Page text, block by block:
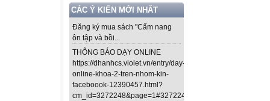
CÁC Ý KIẾN MỚI NHẤT
Đăng ký mua sách "Cẩm nang
ôn tập và bồi...
THÔNG BÁO DẠY ONLINE
https://dhanhcs.violet.vn/entry/day-
online-khoa-2-tren-nhom-kin-
faceboook-12390457.html?
cm_id=3272248&page=1#3272248